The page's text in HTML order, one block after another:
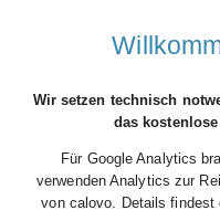
Wir setzen technisch
das
Für Google Analytics
verwenden Analytics zur
von calovo. Details findest